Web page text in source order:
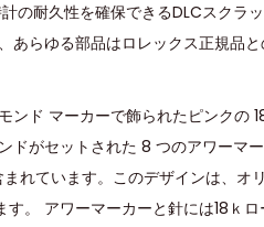
の耐久性を確保できるDLCスクラ
らゆる部品はロレックス正規品
ド マーカーで飾られたピンクの
ドがセットされた 8 つのアワーマ
れています。このデザインは、オ
。 アワーマーカーと針には18ｋ